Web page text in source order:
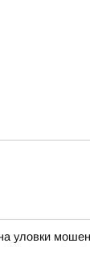
уловки